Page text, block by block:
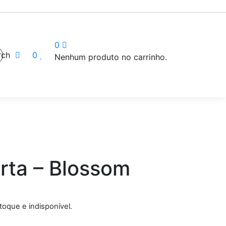
0
0
Nenhum produto no carrinho.
– Blossom
e indisponível.